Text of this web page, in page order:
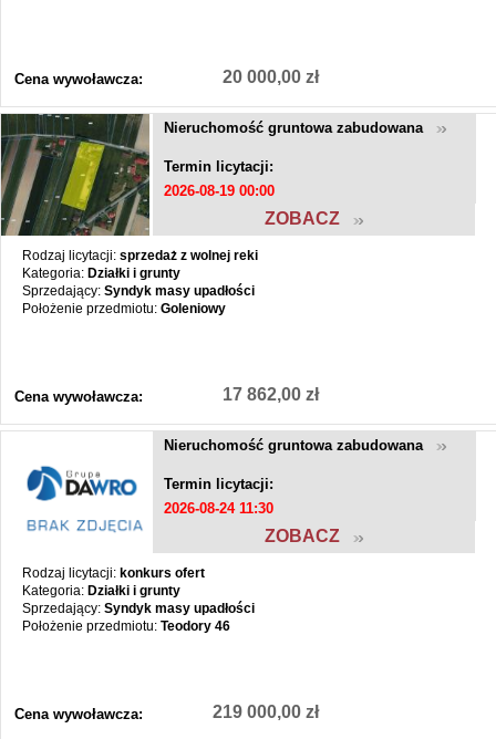
Cena wywoławcza: 20 000,00 zł
Nieruchomość gruntowa zabudowana
Termin licytacji:
2026-08-19 00:00
ZOBACZ
Rodzaj licytacji: sprzedaż z wolnej reki
Kategoria: Działki i grunty
Sprzedający: Syndyk masy upadłości
Położenie przedmiotu: Goleniowy
Cena wywoławcza: 17 862,00 zł
Nieruchomość gruntowa zabudowana
Termin licytacji:
2026-08-24 11:30
ZOBACZ
Rodzaj licytacji: konkurs ofert
Kategoria: Działki i grunty
Sprzedający: Syndyk masy upadłości
Położenie przedmiotu: Teodory 46
Cena wywoławcza: 219 000,00 zł